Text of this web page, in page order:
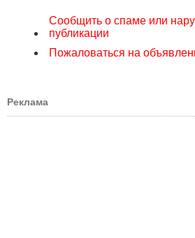
Сообщить о спаме или
публикации
Пожаловаться на
Реклама